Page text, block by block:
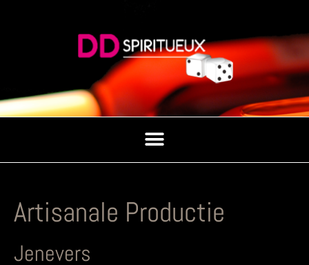
Artisanale Productie
Jenevers